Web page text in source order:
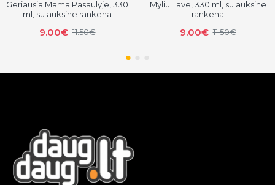
Geriausia Mama Pasaulyje, 330
ml, su auksine rankena
9.00€ 11.50€
Myliu Tave, 330 ml, su auksine
rankena
9.00€ 11.50€